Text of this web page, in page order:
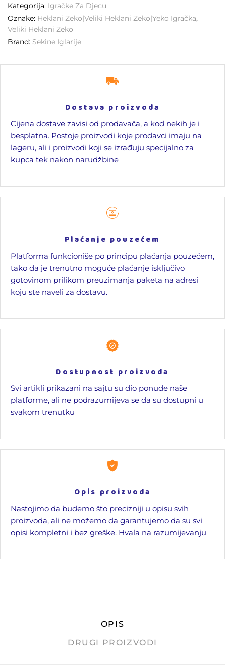
Kategorija: Igračke Za Djecu
Oznake: Heklani Zeko|Veliki Heklani Zeko|yeko Igračka,
Veliki Heklani Zeko
Brand: Sekine Iglarije
Dostava proizvoda
Cijena dostave zavisi od prodavača, a kod nekih je i
besplatna. Postoje proizvodi koje prodavci imaju na
lageru, ali i proizvodi koji se izrađuju specijalno za
kupca tek nakon narudžbine
Plaćanje pouzećem
Platforma funkcioniše po principu plaćanja pouzećem,
tako da je trenutno moguće plaćanje isključivo
gotovinom prilikom preuzimanja paketa na adresi
koju ste naveli za dostavu.
Dostupnost proizvoda
Svi artikli prikazani na sajtu su dio ponude naše
platforme, ali ne podrazumijeva se da su dostupni u
svakom trenutku
Opis proizvoda
Nastojimo da budemo što precizniji u opisu svih
proizvoda, ali ne možemo da garantujemo da su svi
opisi kompletni i bez greške. Hvala na razumijevanju
OPIS
DRUGI PROIZVODI